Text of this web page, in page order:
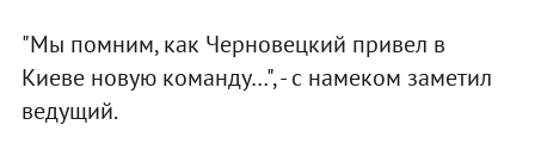
"Мы помним, как Черновецкий привел в
Киеве новую команду…", - с намеком заметил
ведущий.